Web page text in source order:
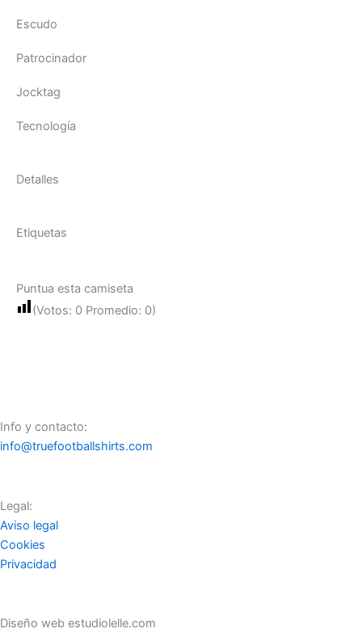
Escudo
Patrocinador
Jocktag
Tecnología
Detalles
Etiquetas
Puntua esta camiseta
(Votos: 0 Promedio: 0)
Info y contacto:
info@truefootballshirts.com
Legal:
Aviso legal
Cookies
Privacidad
Diseño web estudiolelle.com